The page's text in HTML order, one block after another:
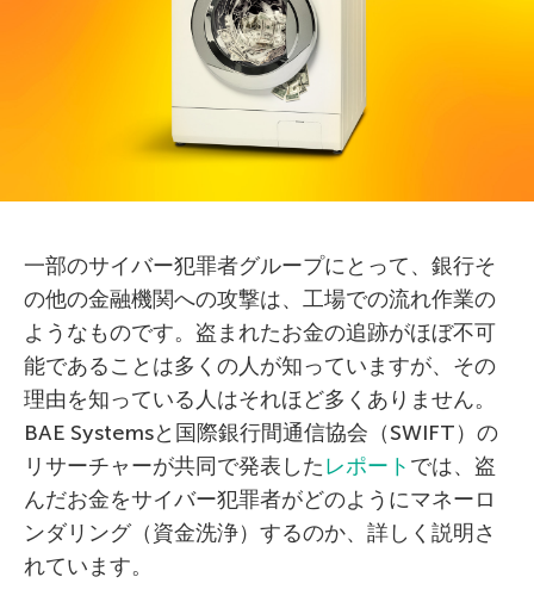
一部のサイバー犯罪者グループにとって、銀行そ
の他の金融機関への攻撃は、工場での流れ作業の
ようなものです。盗まれたお金の追跡がほぼ不可
能であることは多くの人が知っていますが、その
理由を知っている人はそれほど多くありません。
BAE Systemsと国際銀行間通信協会（SWIFT）の
リサーチャーが共同で発表したレポート では、盗
んだお金をサイバー犯罪者がどのようにマネーロ
ンダリング（資金洗浄）するのか、詳しく説明さ
れています。